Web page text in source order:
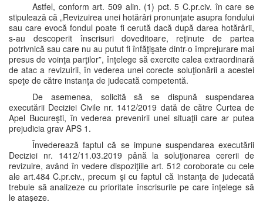
Astfel, conform art. 509 alin. (1) pct. 5 C.pr.civ. în care se
stipulează că „Revizuirea unei hotărâri pronunţate asupra fondului
sau care evocă fondul poate fi cerută dacă după darea hotărârii,
s-au descoperit înscrisuri doveditoare, reţinute de partea
potrivnică sau care nu au putut fi înfăţişate dintr-o împrejurare mai
presus de voinţa parţilor”, înţelege să exercite calea extraordinară
de atac a revizuirii, în vederea unei corecte soluţionării a acestei
speţe de către instanţa de judecată competentă.
De asemenea, solicită să se dispună suspendarea
executării Deciziei Civile nr. 1412/2019 dată de către Curtea de
Apel Bucureşti, în vederea prevenirii unei situaţii care ar putea
prejudicia grav APS 1.
Învederează faptul că se impune suspendarea executării
Deciziei nr. 1412/11.03.2019 până la soluţionarea cererii de
revizuire, având în vedere dispoziţiile art. 512 coroborate cu cele
ale art.484 C.pr.civ., precum şi cu faptul că instanţa de judecată
trebuie să analizeze cu prioritate înscrisurile pe care înţelege să
le ataşeze.